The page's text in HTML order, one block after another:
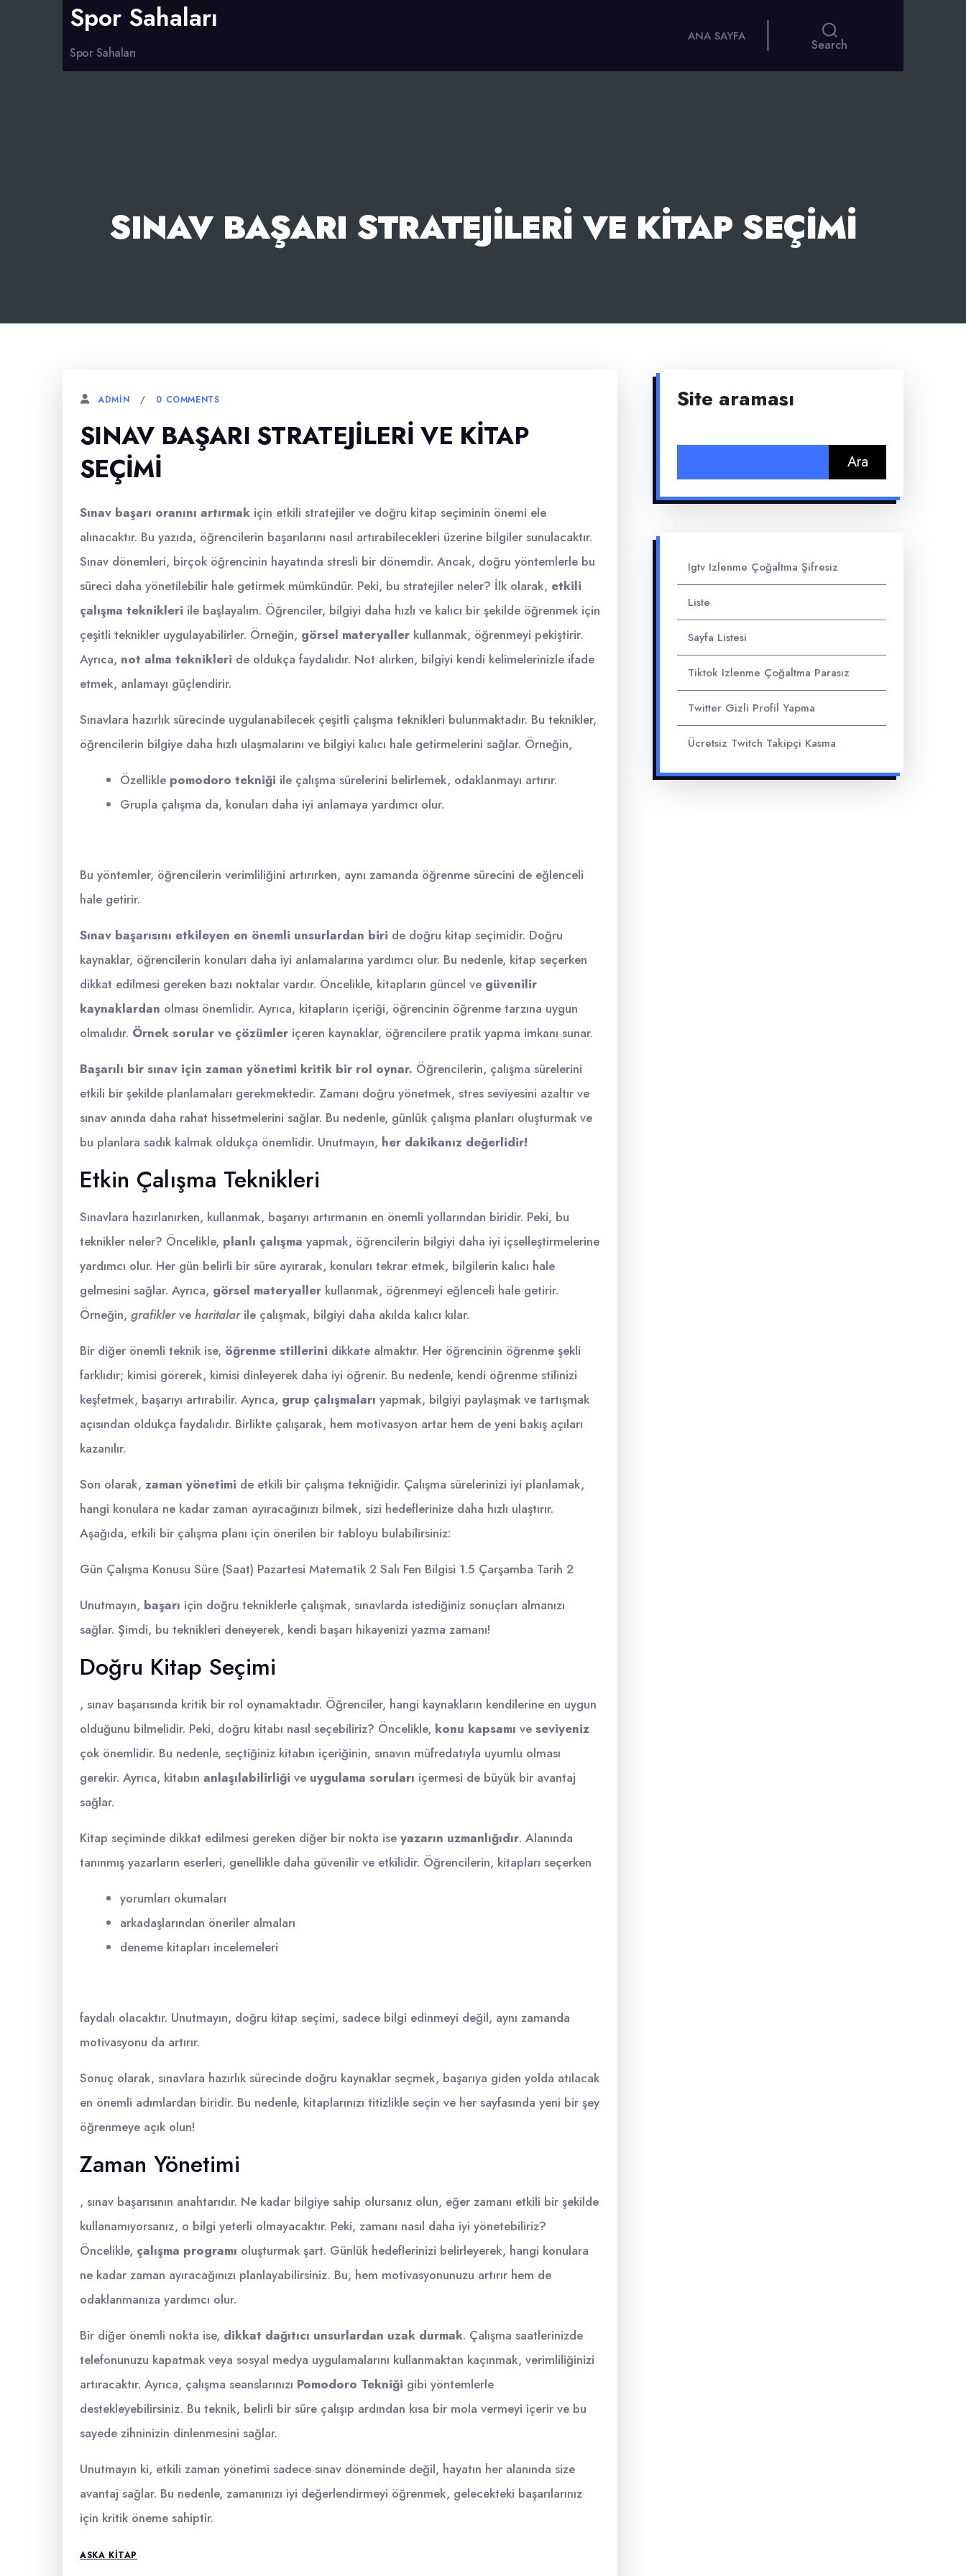
Spor Sahaları
Spor Sahaları
ANA SAYFA
Search
SINAV BAŞARI STRATEJILERI VE KITAP SEÇIMI
ADMIN 0 COMMENTS
SINAV BAŞARI STRATEJILERI VE KITAP
SEÇIMI
Sınav başarı oranını artırmak için etkili stratejiler ve doğru kitap seçiminin önemi ele
alınacaktır. Bu yazıda, öğrencilerin başarılarını nasıl artırabilecekleri üzerine bilgiler sunulacaktır.
Sınav dönemleri, birçok öğrencinin hayatında stresli bir dönemdir. Ancak, doğru yöntemlerle bu
süreci daha yönetilebilir hale getirmek mümkündür. Peki, bu stratejiler neler? İlk olarak, etkili
çalışma teknikleri ile başlayalım. Öğrenciler, bilgiyi daha hızlı ve kalıcı bir şekilde öğrenmek için
çeşitli teknikler uygulayabilirler. Örneğin, görsel materyaller kullanmak, öğrenmeyi pekiştirir.
Ayrıca, not alma teknikleri de oldukça faydalıdır. Not alırken, bilgiyi kendi kelimelerinizle ifade
etmek, anlamayı güçlendirir.
Sınavlara hazırlık sürecinde uygulanabilecek çeşitli çalışma teknikleri bulunmaktadır. Bu teknikler,
öğrencilerin bilgiye daha hızlı ulaşmalarını ve bilgiyi kalıcı hale getirmelerini sağlar. Örneğin,
Özellikle pomodoro tekniği ile çalışma sürelerini belirlemek, odaklanmayı artırır.
Grupla çalışma da, konuları daha iyi anlamaya yardımcı olur.
Bu yöntemler, öğrencilerin verimliliğini artırırken, aynı zamanda öğrenme sürecini de eğlenceli
hale getirir.
Sınav başarısını etkileyen en önemli unsurlardan biri de doğru kitap seçimidir. Doğru
kaynaklar, öğrencilerin konuları daha iyi anlamalarına yardımcı olur. Bu nedenle, kitap seçerken
dikkat edilmesi gereken bazı noktalar vardır. Öncelikle, kitapların güncel ve güvenilir
kaynaklardan olması önemlidir. Ayrıca, kitapların içeriği, öğrencinin öğrenme tarzına uygun
olmalıdır. Örnek sorular ve çözümler içeren kaynaklar, öğrencilere pratik yapma imkanı sunar.
Başarılı bir sınav için zaman yönetimi kritik bir rol oynar. Öğrencilerin, çalışma sürelerini
etkili bir şekilde planlamaları gerekmektedir. Zamanı doğru yönetmek, stres seviyesini azaltır ve
sınav anında daha rahat hissetmelerini sağlar. Bu nedenle, günlük çalışma planları oluşturmak ve
bu planlara sadık kalmak oldukça önemlidir. Unutmayın, her dakikanız değerlidir!
Etkin Çalışma Teknikleri
Sınavlara hazırlanırken, kullanmak, başarıyı artırmanın en önemli yollarından biridir. Peki, bu
teknikler neler? Öncelikle, planlı çalışma yapmak, öğrencilerin bilgiyi daha iyi içselleştirmelerine
yardımcı olur. Her gün belirli bir süre ayırarak, konuları tekrar etmek, bilgilerin kalıcı hale
gelmesini sağlar. Ayrıca, görsel materyaller kullanmak, öğrenmeyi eğlenceli hale getirir.
Örneğin, grafiklerve haritalarile çalışmak, bilgiyi daha akılda kalıcı kılar.
Bir diğer önemli teknik ise, öğrenme stillerini dikkate almaktır. Her öğrencinin öğrenme şekli
farklıdır; kimisi görerek, kimisi dinleyerek daha iyi öğrenir. Bu nedenle, kendi öğrenme stilinizi
keşfetmek, başarıyı artırabilir. Ayrıca, grup çalışmaları yapmak, bilgiyi paylaşmak ve tartışmak
açısından oldukça faydalıdır. Birlikte çalışarak, hem motivasyon artar hem de yeni bakış açıları
kazanılır.
Son olarak, zaman yönetimi de etkili bir çalışma tekniğidir. Çalışma sürelerinizi iyi planlamak,
hangi konulara ne kadar zaman ayıracağınızı bilmek, sizi hedeflerinize daha hızlı ulaştırır.
Aşağıda, etkili bir çalışma planı için önerilen bir tabloyu bulabilirsiniz:
Gün Çalışma Konusu Süre (Saat) Pazartesi Matematik 2 Salı Fen Bilgisi 1.5 Çarşamba Tarih 2
Unutmayın, başarı için doğru tekniklerle çalışmak, sınavlarda istediğiniz sonuçları almanızı
sağlar. Şimdi, bu teknikleri deneyerek, kendi başarı hikayenizi yazma zamanı!
Doğru Kitap Seçimi
, sınav başarısında kritik bir rol oynamaktadır. Öğrenciler, hangi kaynakların kendilerine en uygun
olduğunu bilmelidir. Peki, doğru kitabı nasıl seçebiliriz? Öncelikle, konu kapsamı ve seviyeniz
çok önemlidir. Bu nedenle, seçtiğiniz kitabın içeriğinin, sınavın müfredatıyla uyumlu olması
gerekir. Ayrıca, kitabın anlaşılabilirliği ve uygulama soruları içermesi de büyük bir avantaj
sağlar.
Kitap seçiminde dikkat edilmesi gereken diğer bir nokta ise yazarın uzmanlığıdır. Alanında
tanınmış yazarların eserleri, genellikle daha güvenilir ve etkilidir. Öğrencilerin, kitapları seçerken
yorumları okumaları
arkadaşlarından öneriler almaları
deneme kitapları incelemeleri
faydalı olacaktır. Unutmayın, doğru kitap seçimi, sadece bilgi edinmeyi değil, aynı zamanda
motivasyonu da artırır.
Sonuç olarak, sınavlara hazırlık sürecinde doğru kaynaklar seçmek, başarıya giden yolda atılacak
en önemli adımlardan biridir. Bu nedenle, kitaplarınızı titizlikle seçin ve her sayfasında yeni bir şey
öğrenmeye açık olun!
Zaman Yönetimi
, sınav başarısının anahtarıdır. Ne kadar bilgiye sahip olursanız olun, eğer zamanı etkili bir şekilde
kullanamıyorsanız, o bilgi yeterli olmayacaktır. Peki, zamanı nasıl daha iyi yönetebiliriz?
Öncelikle, çalışma programı oluşturmak şart. Günlük hedeflerinizi belirleyerek, hangi konulara
ne kadar zaman ayıracağınızı planlayabilirsiniz. Bu, hem motivasyonunuzu artırır hem de
odaklanmanıza yardımcı olur.
Bir diğer önemli nokta ise, dikkat dağıtıcı unsurlardan uzak durmak. Çalışma saatlerinizde
telefonunuzu kapatmak veya sosyal medya uygulamalarını kullanmaktan kaçınmak, verimliliğinizi
artıracaktır. Ayrıca, çalışma seanslarınızı Pomodoro Tekniği gibi yöntemlerle
destekleyebilirsiniz. Bu teknik, belirli bir süre çalışıp ardından kısa bir mola vermeyi içerir ve bu
sayede zihninizin dinlenmesini sağlar.
Unutmayın ki, etkili zaman yönetimi sadece sınav döneminde değil, hayatın her alanında size
avantaj sağlar. Bu nedenle, zamanınızı iyi değerlendirmeyi öğrenmek, gelecekteki başarılarınız
için kritik öneme sahiptir.
ASKA KITAP
Site araması
Igtv Izlenme Çoğaltma Şifresiz
Liste
Sayfa Listesi
Tiktok Izlenme Çoğaltma Parasız
Twitter Gizli Profil Yapma
Ücretsiz Twitch Takipçi Kasma